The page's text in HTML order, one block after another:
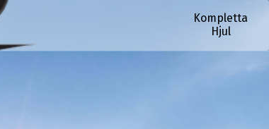
Kompletta
Hjul